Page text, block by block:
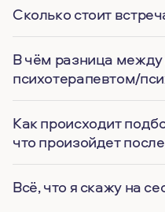
Сколько стоит
В чём разница
психотерапевтом/
Как происходит
что произойдет
Всё, что я скажу на